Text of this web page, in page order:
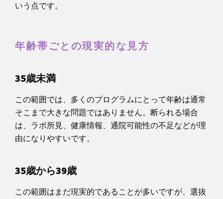
いう点です。
年齢帯ごとの現実的な見方
35歳未満
この範囲では、多くのプログラムにとって年齢は通常
そこまで大きな問題ではありません。断られる場合
は、ラボ所見、健康情報、通院可能性の不足などが理
由になりやすいです。
35歳から39歳
この範囲はまだ現実的であることが多いですが、選抜